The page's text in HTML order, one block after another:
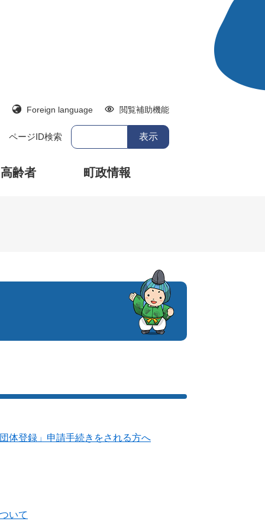
Foreign language 閲覧補助機能
ページID検索
齢者 町政情報
体登録」申請手続きをされる方へ
いて